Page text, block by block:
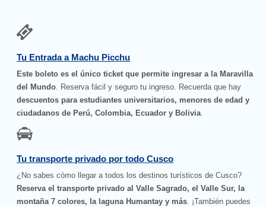
Tu Entrada a Machu Picchu
Este boleto es el único ticket que permite ingresar a la Maravilla
del Mundo. Reserva fácil y seguro tu ingreso. Recuerda que hay
descuentos para estudiantes universitarios, menores de edad y
ciudadanos de Perú, Colombia, Ecuador y Bolivia.
Tu transporte privado por todo Cusco
¿No sabes cómo llegar a todos los destinos turísticos de Cusco?
Reserva el transporte privado al Valle Sagrado, el Valle Sur, la
montaña 7 colores, la laguna Humantay y más. ¡También puedes